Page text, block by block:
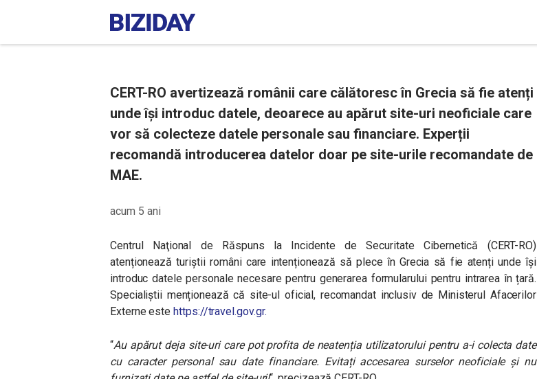
CERT-RO avertizează românii care călătoresc în Grecia să fie atenți
unde își introduc datele, deoarece au apărut site-uri neoficiale care
vor să colecteze datele personale sau financiare. Experții
recomandă introducerea datelor doar pe site-urile recomandate de
MAE.
acum 5 ani
Centrul Naţional de Răspuns la Incidente de Securitate Cibernetică (CERT-RO)
atenționează turiștii români care intenționează să plece în Grecia să fie atenți unde își
introduc datele personale necesare pentru generarea formularului pentru intrarea în țară.
Specialiștii menționează că site-ul oficial, recomandat inclusiv de Ministerul Afacerilor
Externe estehttps://travel.gov.gr.
“Au apărut deja site-uri care pot profita de neatenția utilizatorului pentru a-i colecta date
cu caracter personal sau date financiare. Evitați accesarea surselor neoficiale și nu